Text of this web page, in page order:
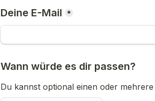
Deine E-Mail *
Wann würde es dir passen?
Du kannst optional einen oder